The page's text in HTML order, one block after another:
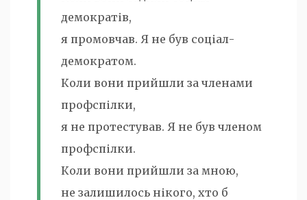
демократів,
я промовчав. Я не був соціал-
демократом.
Коли вони прийшли за членами
профспілки,
я не протестував. Я не був членом
профспілки.
Коли вони прийшли за мною,
не залишилось нікого, хто б